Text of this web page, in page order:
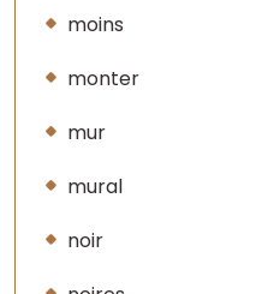
moins
monter
mur
mural
noir